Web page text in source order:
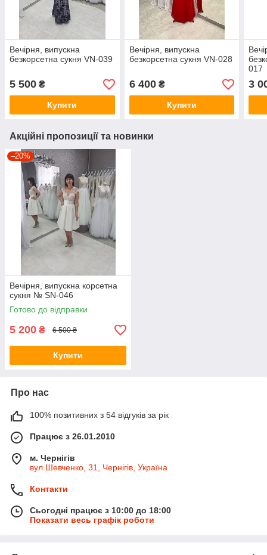
Вечірня, випускна
безкорсетна сукня VN-039
5 500 ₴
Купити
Вечірня, випускна
безкорсетна сукня VN-028
6 400₴
Купити
017
3
Акційні пропозиції та новинки
–20%
Вечірня, випускна корсетна
сукня № SN-046
Готово до відправки
5 200 ₴ 6 500 ₴
Купити
Про нас
100% позитивних з 54 відгуків за рік
Працює з 26.01.2010
м. Чернігів
вул.Шевченко, 31, Чернігів, Україна
Контакти
Сьогодні працює з 10:00 до 18:00
Показати весь графік роботи